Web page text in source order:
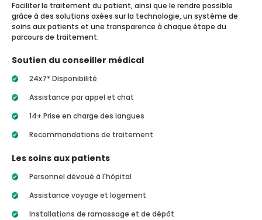
Faciliter le traitement du patient, ainsi que le rendre possible
grâce à des solutions axées sur la technologie, un système de
soins aux patients et une transparence à chaque étape du
parcours de traitement.
Soutien du conseiller médical
24x7* Disponibilité
Assistance par appel et chat
14+ Prise en charge des langues
Recommandations de traitement
Les soins aux patients
Personnel dévoué à l'hôpital
Assistance voyage et logement
Installations de ramassage et de dépôt